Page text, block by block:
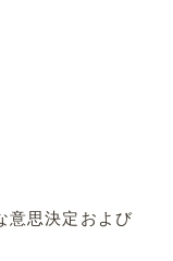
意思決定および